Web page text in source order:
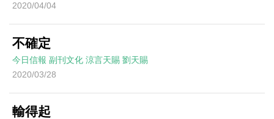
2020/04/04
不確定
今日信報 副刊文化 涼言天賜 劉天賜
2020/03/28
輸得起